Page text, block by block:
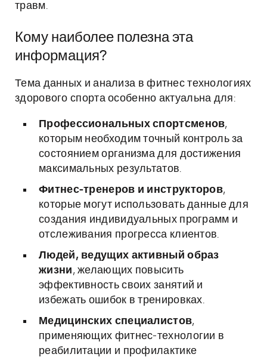
травм.
Кому наиболее полезна эта
информация?
Тема данных и анализа в фитнес технологиях
здорового спорта особенно актуальна для:
Профессиональных спортсменов,
которым необходим точный контроль за
состоянием организма для достижения
максимальных результатов.
Фитнес-тренеров и инструкторов,
которые могут использовать данные для
создания индивидуальных программ и
отслеживания прогресса клиентов.
Людей, ведущих активный образ
жизни, желающих повысить
эффективность своих занятий и
избежать ошибок в тренировках.
Медицинских специалистов,
применяющих фитнес-технологии в
реабилитации и профилактике